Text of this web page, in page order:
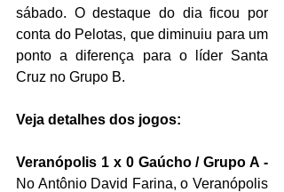
sábado. O destaque do dia ficou por
conta do Pelotas, que diminuiu para um
ponto a diferença para o líder Santa
Cruz no Grupo B.
Veja detalhes dos jogos:
Veranópolis 1 x 0 Gaúcho / Grupo A -
No Antônio David Farina, o Veranópolis